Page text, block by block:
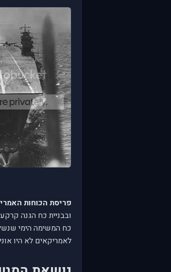
פריסת הכוחות
ובבניית כח הגנה
כח המשימה הימי
לאמריקאים לא היו